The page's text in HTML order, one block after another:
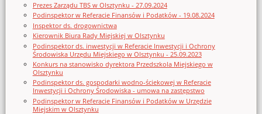
Prezes Zarządu TBS w Olsztynku - 27.09.2024
Podinspektor w Referacie Finansów i Podatków - 19.08.2024
Inspektor ds. drogownictwa
Kierownik Biura Rady Miejskiej w Olsztynku
Podinspektor ds. inwestycji w Referacie Inwestycji i Ochrony
Środowiska Urzędu Miejskiego w Olsztynku - 25.09.2023
Konkurs na stanowisko dyrektora Przedszkola Miejskiego w
Olsztynku
Podinspektor ds. gospodarki wodno-ściekowej w Referacie
Inwestycji i Ochrony Środowiska - umowa na zastępstwo
Podinspektor w Referacie Finansów i Podatków w Urzędzie
Miejskim w Olsztynku